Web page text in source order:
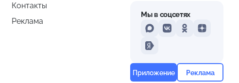
Контакты
Реклама
Мы в соцсетях
MAXVKontakteOdnoklassniki
Dzen
Yandex
Приложение Реклама